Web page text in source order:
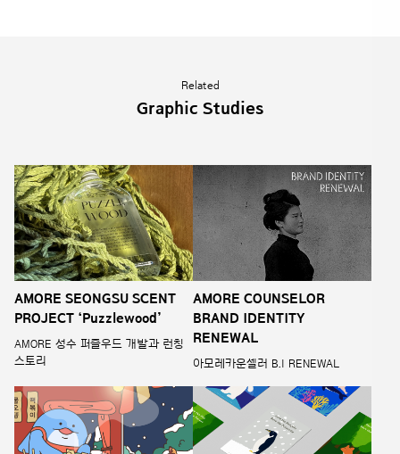
Related
Graphic Studies
AMORE SEONGSU SCENT
PROJECT ‘Puzzlewood’
AMORE 성수 퍼즐우드 개발과 런칭
스토리
AMORE COUNSELOR
BRAND IDENTITY
RENEWAL
아모레카운셀러 B.I RENEWAL